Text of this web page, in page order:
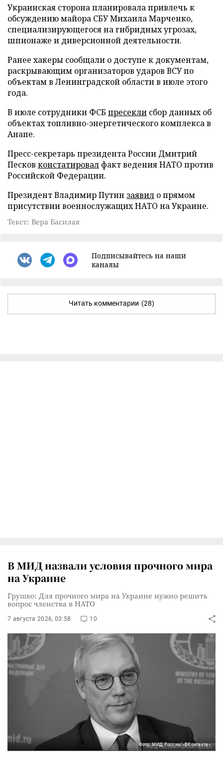
Украинская сторона планировала привлечь к
обсуждению майора СБУ Михаила Марченко,
специализирующегося на гибридных угрозах,
шпионаже и диверсионной деятельности.
Ранее хакеры сообщали о доступе к документам,
раскрывающим организаторов ударов ВСУ по
объектам в Ленинградской области в июле этого
года.
В июле сотрудники ФСБ пресекли сбор данных об
объектах топливно-энергетического комплекса в
Анапе.
Пресс-секретарь президента России Дмитрий
Песков констатировал факт ведения НАТО против
Российской Федерации.
Президент Владимир Путин заявил о прямом
присутствии военнослужащих НАТО на Украине.
Текст: Вера Басилая
Подписывайтесь на наши
каналы
Читать комментарии (28)
В МИД назвали условия прочного мира
на Украине
Грушко: Для прочного мира на Украине нужно решить
вопрос членства в НАТО
7 августа 2026, 03:58 10
Фото: МИД России/«ВКонтакте»